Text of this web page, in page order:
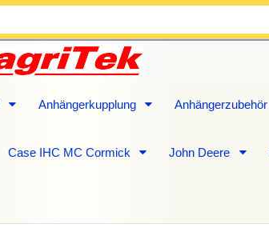
Anhängerkupplung Anhängerzubehör
Case IHC MC Cormick John Deere